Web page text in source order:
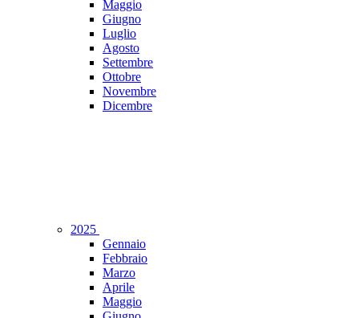
Maggio
Giugno
Luglio
Agosto
Settembre
Ottobre
Novembre
Dicembre
2025
Gennaio
Febbraio
Marzo
Aprile
Maggio